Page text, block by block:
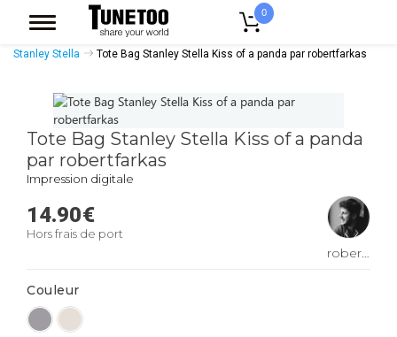
0
Accessoires Casquettes Tote Bags
Stanley Stella
Tote Bag Stanley Stella Kiss of a panda par robertfarkas
Tote Bag Stanley Stella Kiss of a panda
par robertfarkas
Impression digitale
14.90€
Hors frais de port
robertfarkas
Couleur